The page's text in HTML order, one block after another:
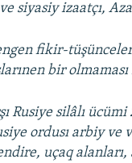
siyasiy izaatçı,
fikir-
bir
Rusiye silâlı
ordusı arbiy ve
uçaq